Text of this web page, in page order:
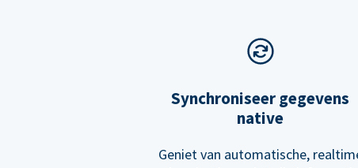
Synchroniseer gegevens
native
Geniet van automatische,